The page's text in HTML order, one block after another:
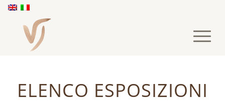
ELENCO ESPOSIZIONI